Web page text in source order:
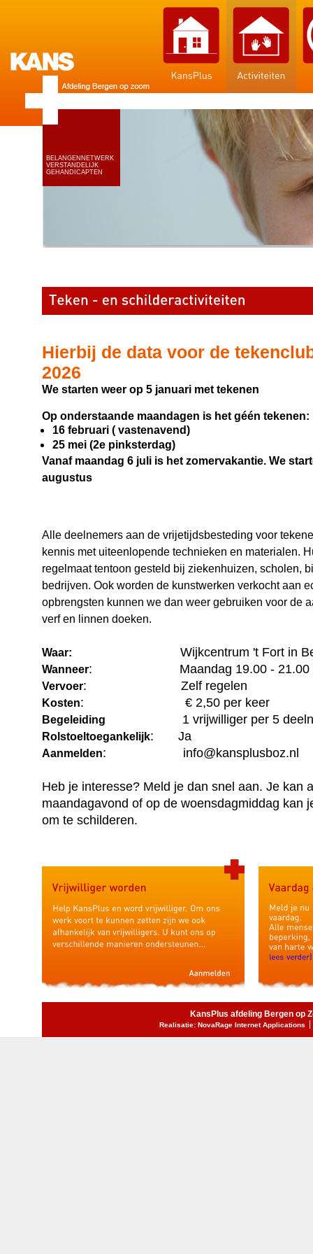
BELANGENNETWERK
VERSTANDELIJK
GEHANDICAPTEN
Hierbij de data voor de
2026
We starten weer op 5 januari met tekenen
Op onderstaande maandagen is het géén tekenen:
16 februari ( vastenavend)
25 mei (2e pinksterdag)
Vanaf maandag 6 juli is het zomervakantie. We
augustus
Alle deelnemers aan de vrijetijdsbesteding voor
kennis met uiteenlopende technieken en materialen.
regelmaat tentoon gesteld bij ziekenhuizen, scholen,
bedrijven. Ook worden de kunstwerken verkocht aan
opbrengsten kunnen we dan weer gebruiken voor de
verf en linnen doeken.
Waar: Wijkcentrum 't Fort in
Wanneer: Maandag 19.00 - 21.00
Vervoer: Zelf regelen
Kosten: € 2,50 per keer
Begeleiding 1 vrijwilliger per 5
Rolstoeltoegankelijk: Ja
Aanmelden: info@kansplusboz.nl
Heb je interesse? Meld je dan snel aan. Je kan
maandagavond of op de woensdagmiddag kan
om te schilderen.
KansPlus afdeling Bergen op
Realisatie: NovaRage Internet Applications